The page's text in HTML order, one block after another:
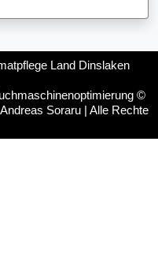
Land Dinslaken
©
Soraru | Alle Rechte